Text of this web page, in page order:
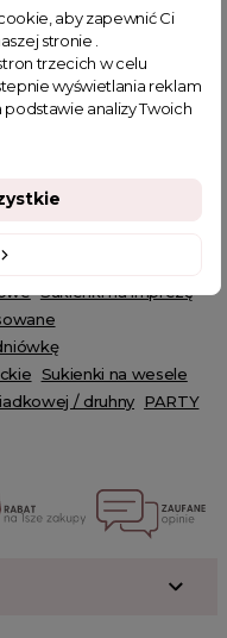
błyszczeć i przyciągać
pozwala na wyrażenie
siebie.
Clamodi
Sukienki na imprezę
Sukienki na wesele
/ druhny PARTY
aby zapewnić Ci
stronie .
trzecich w celu
wyświetlania reklam
analizy Twoich